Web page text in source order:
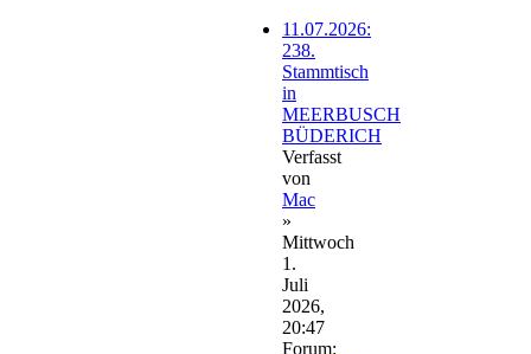
11.07.2026:
238.
Stammtisch
in
MEERBUSCH
BÜDERICH
Verfasst
von
Mac
»
Mittwoch
1.
Juli
2026,
20:47
Forum: